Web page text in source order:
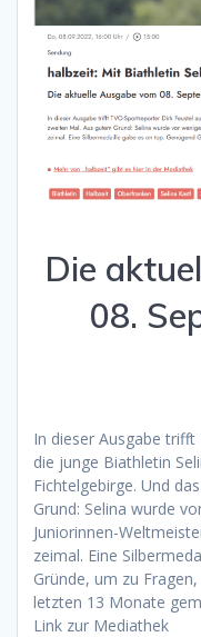
Die
08.
In dieser Ausgabe
die junge Biathletin
Fichtelgebirge. Und
Grund: Selina wurde
Juniorinnen-
zeimal. Eine
Gründe, um zu
letzten 13 Monate
Link zur Mediathek